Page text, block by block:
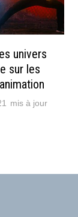
univers
sur les